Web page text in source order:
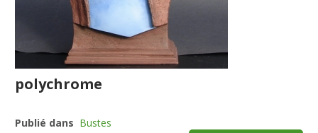
polychrome
Publié dans Bustes